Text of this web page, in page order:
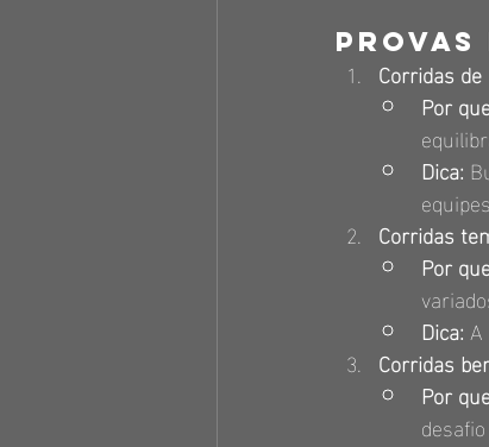
Corridas
Por
Dica:
Corridas
Por
Dica:
Corridas
Por